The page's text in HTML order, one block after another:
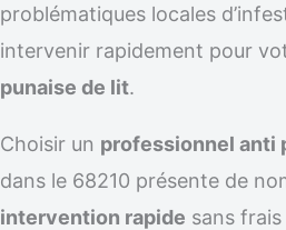
problématiques locales
intervenir rapidement pour
punaise de lit.
Choisir un professionnel anti
dans le 68210 présente de
intervention rapide sans